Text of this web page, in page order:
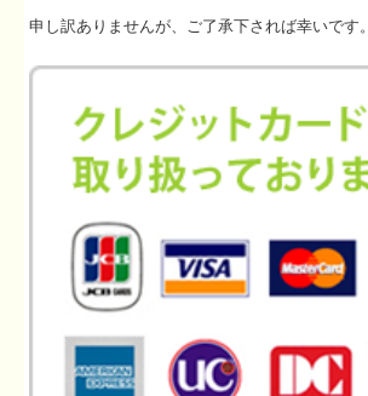
申し訳ありませんが、ご了承下されば幸いです。